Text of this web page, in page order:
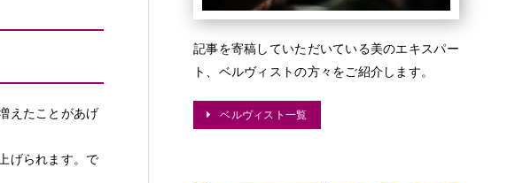
えたことがあげ
げられます。で
記事を寄稿していただいている美のエキスパー
ト、ベルヴィストの方々をご紹介します。
ベルヴィスト一覧